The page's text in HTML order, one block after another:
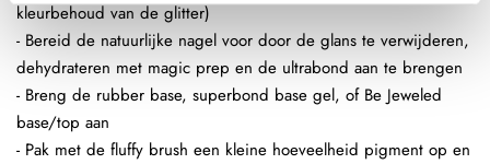
kleurbehoud van de glitter)
- Bereid de natuurlijke nagel voor door de glans te verwijderen,
dehydrateren met magic prep en de ultrabond aan te brengen
- Breng de rubber base, superbond base gel, of Be Jeweled
base/top aan
- Pak met de fluffy brush een kleine hoeveelheid pigment op en